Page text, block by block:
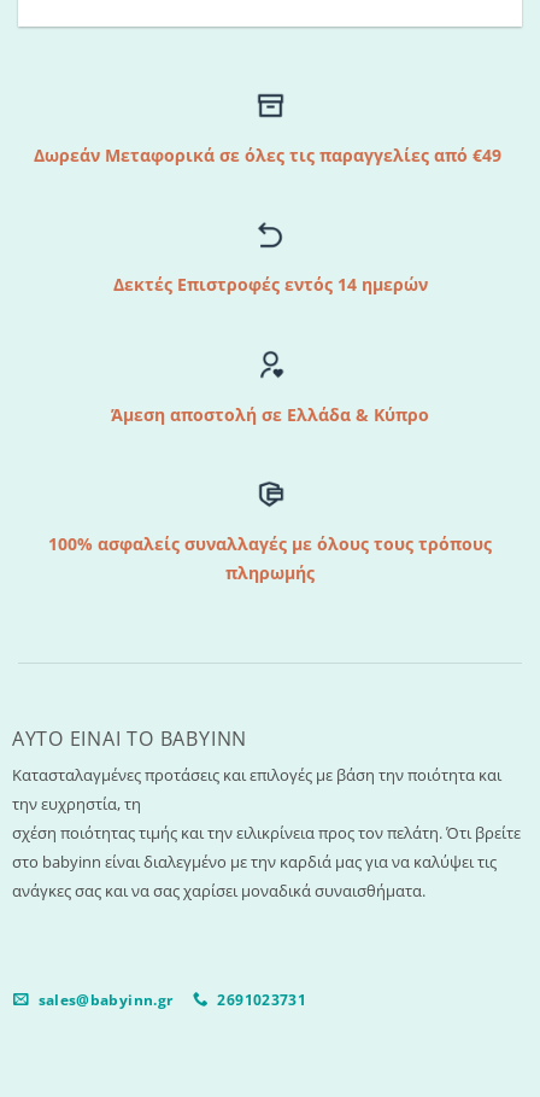
Δωρεάν Μεταφορικά σε όλες τις παραγγελίες από €49
Δεκτές Επιστροφές εντός 14 ημερών
Άμεση αποστολή σε Ελλάδα & Κύπρο
100% ασφαλείς συναλλαγές με όλους τους τρόπους
πληρωμής
AYTO EINAI TO ΒΑΒΥΙΝΝ
Κατασταλαγμένες προτάσεις και επιλογές με βάση την ποιότητα και
την ευχρηστία, τη
σχέση ποιότητας τιμής και την ειλικρίνεια προς τον πελάτη. Ότι βρείτε
στο babyinn είναι διαλεγμένο με την καρδιά μας για να καλύψει τις
ανάγκες σας και να σας χαρίσει μοναδικά συναισθήματα.
sales@babyinn.gr 2691023731